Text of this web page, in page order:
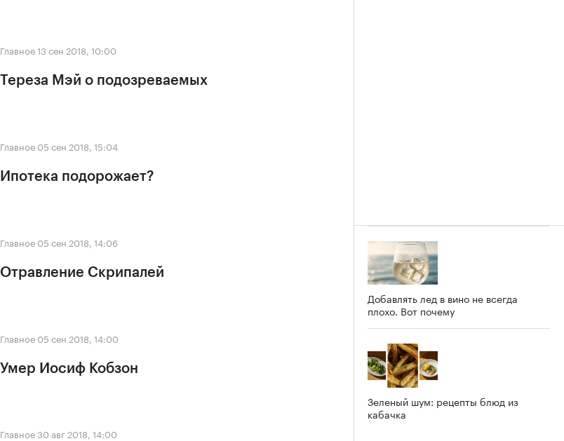
Главное13 сен 2018, 10:00
Тереза Мэй о подозреваемых
Главное 05 сен 2018, 15:04
Ипотека подорожает?
Главное 05 сен 2018, 14:06
Отравление Скрипалей
Главное 05 сен 2018, 14:00
Умер Иосиф Кобзон
Главное30 авг 2018, 14:00
Добавлять лед в вино не всегда
плохо. Вот почему
Зеленый шум: рецепты блюд из
кабачка